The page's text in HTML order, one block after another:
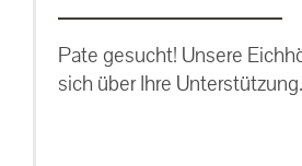
Pate gesucht! Unsere
sich über Ihre Unterstützung.